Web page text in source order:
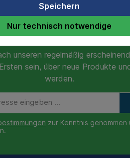
Newsletter
unseren regelmäßig
sein, über neue Produkte
werden.
Mail-
Adresse*
zur Kenntnis genommen
Speichern
Nur technisch notwendige